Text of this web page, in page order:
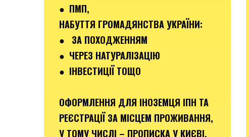
● ПМП,
НАБУТТЯ ГРОМАДЯНСТВА УКРАЇНИ:
● ЗА ПОХОДЖЕННЯМ
● ЧЕРЕЗ НАТУРАЛІЗАЦІЮ
● ІНВЕСТИЦІЇ ТОЩО
ОФОРМЛЕННЯ ДЛЯ ІНОЗЕМЦЯ ІПН ТА
РЕЄСТРАЦІЇ ЗА МІСЦЕМ ПРОЖИВАННЯ,
У ТОМУ ЧИСЛІ – ПРОПИСКА У КИЄВІ.